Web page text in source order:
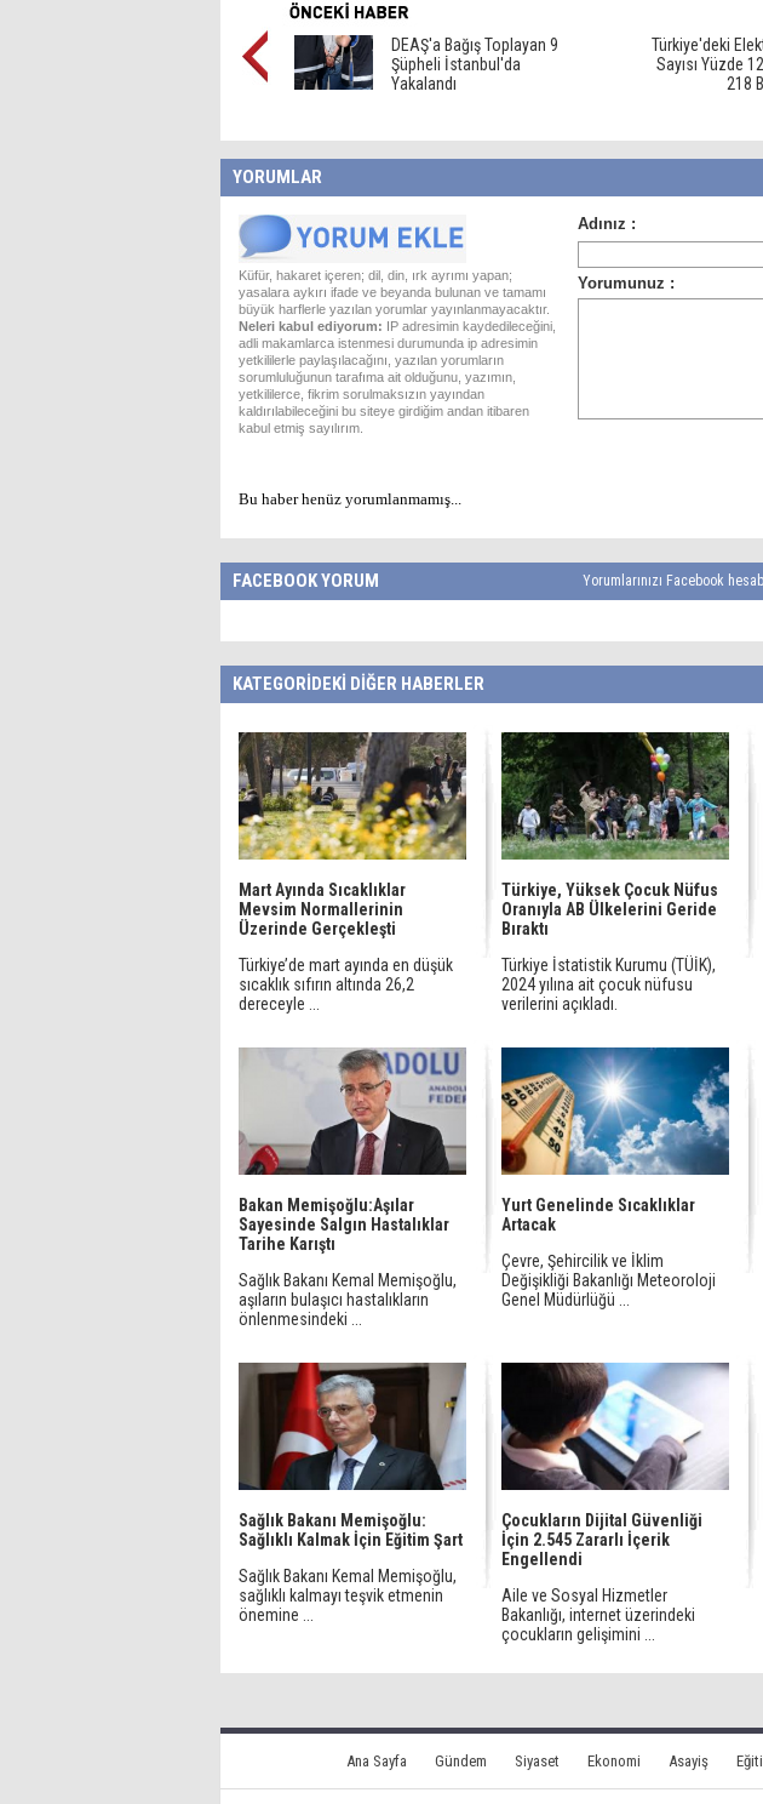
DEAŞ'a Bağış Toplayan 9
Şüpheli İstanbul'da
Yakalandı
Türkiye'deki
Sayısı Yüzde
218
YORUMLAR
Küfür, hakaret içeren; dil, din, ırk ayrımı yapan;
yasalara aykırı ifade ve beyanda bulunan ve tamamı
büyük harflerle yazılan yorumlar yayınlanmayacaktır.
Neleri kabul ediyorum: IP adresimin kaydedileceğini,
adli makamlarca istenmesi durumunda ip adresimin
yetkililerle paylaşılacağını, yazılan yorumların
sorumluluğunun tarafıma ait olduğunu, yazımın,
yetkililerce, fikrim sorulmaksızın yayından
kaldırılabileceğini bu siteye girdiğim andan itibaren
kabul etmiş sayılırım.
Bu haber henüz yorumlanmamış...
FACEBOOK YORUM Yorumlarınızı Facebook
KATEGORİDEKİ DİĞER HABERLER
Mart Ayında Sıcaklıklar
Mevsim Normallerinin
Üzerinde Gerçekleşti
Türkiye’de mart ayında en düşük
sıcaklık sıfırın altında 26,2
dereceyle ...
Türkiye, Yüksek Çocuk Nüfus
Oranıyla AB Ülkelerini Geride
Bıraktı
Türkiye İstatistik Kurumu (TÜİK),
2024 yılına ait çocuk nüfusu
verilerini açıkladı.
Bakan Memişoğlu:Aşılar
Sayesinde Salgın Hastalıklar
Tarihe Karıştı
Sağlık Bakanı Kemal Memişoğlu,
aşıların bulaşıcı hastalıkların
önlenmesindeki ...
Yurt Genelinde Sıcaklıklar
Artacak
Çevre, Şehircilik ve İklim
Değişikliği Bakanlığı Meteoroloji
Genel Müdürlüğü ...
Sağlık Bakanı Memişoğlu:
Sağlıklı Kalmak İçin Eğitim Şart
Sağlık Bakanı Kemal Memişoğlu,
sağlıklı kalmayı teşvik etmenin
önemine ...
Çocukların Dijital Güvenliği
İçin 2.545 Zararlı İçerik
Engellendi
Aile ve Sosyal Hizmetler
Bakanlığı, internet üzerindeki
çocukların gelişimini ...
Ana Sayfa Gündem Siyaset Ekonomi Asayiş